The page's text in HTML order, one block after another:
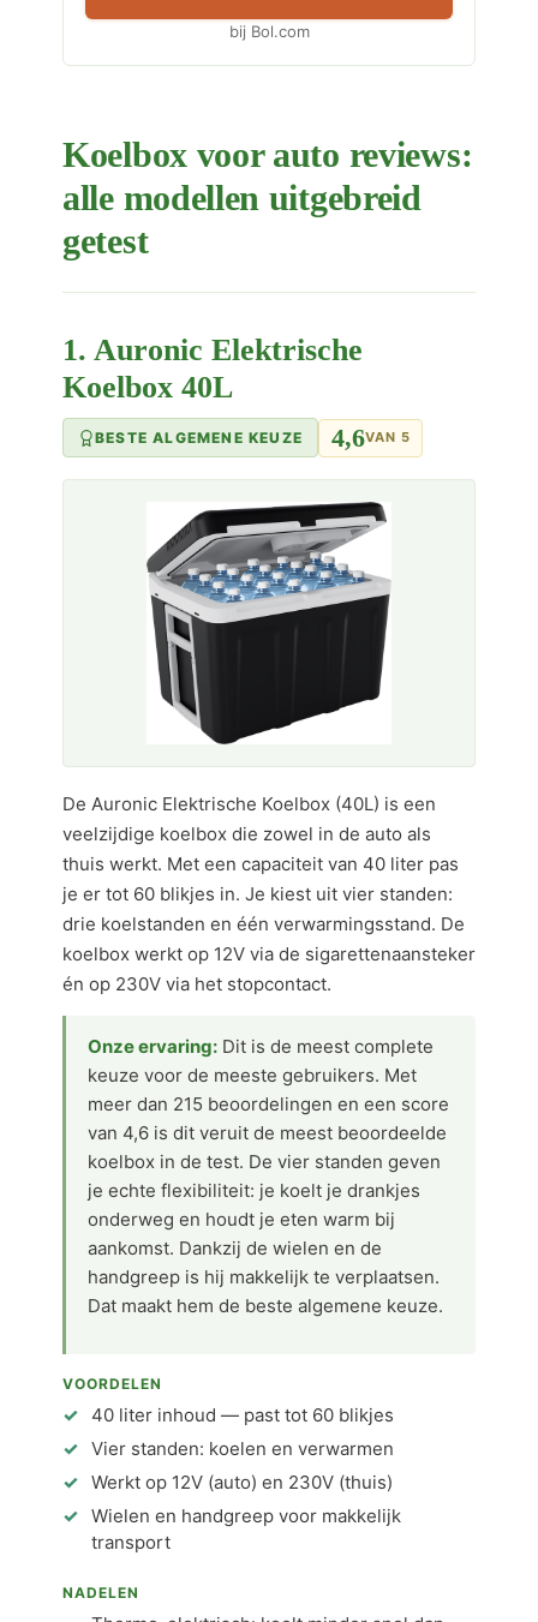
bij Bol.com
Koelbox voor auto reviews:
alle modellen uitgebreid
getest
1. Auronic Elektrische
Koelbox 40L
BESTE ALGEMENE KEUZE 4,6VAN 5
De Auronic Elektrische Koelbox (40L) is een
veelzijdige koelbox die zowel in de auto als
thuis werkt. Met een capaciteit van 40 liter pas
je er tot 60 blikjes in. Je kiest uit vier standen:
drie koelstanden en één verwarmingsstand. De
koelbox werkt op 12V via de sigarettenaansteker
én op 230V via het stopcontact.
Onze ervaring: Dit is de meest complete
keuze voor de meeste gebruikers. Met
meer dan 215 beoordelingen en een score
van 4,6 is dit veruit de meest beoordeelde
koelbox in de test. De vier standen geven
je echte flexibiliteit: je koelt je drankjes
onderweg en houdt je eten warm bij
aankomst. Dankzij de wielen en de
handgreep is hij makkelijk te verplaatsen.
Dat maakt hem de beste algemene keuze.
VOORDELEN
40 liter inhoud — past tot 60 blikjes
Vier standen: koelen en verwarmen
Werkt op 12V (auto) en 230V (thuis)
Wielen en handgreep voor makkelijk
transport
NADELEN